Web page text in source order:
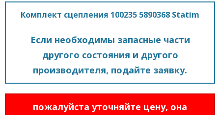
Комплект сцепления 100235 5890368 Statim
Если необходимы запасные части
другого состояния и другого
производителя, подайте заявку.
пожалуйста уточняйте цену, она